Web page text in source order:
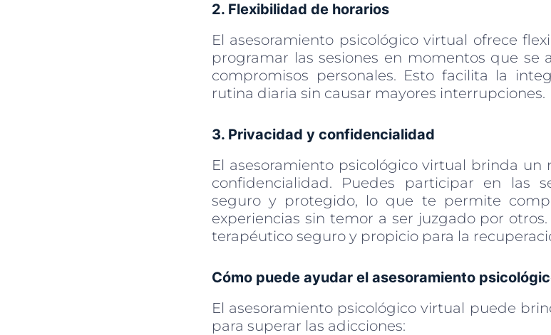
2. Flexibilidad de horarios
El asesoramiento psicológico virtual ofrece
programar las sesiones en momentos que se
compromisos personales. Esto facilita la
rutina diaria sin causar mayores interrupciones.
3. Privacidad y confidencialidad
El asesoramiento psicológico virtual brinda
confidencialidad. Puedes participar en las
seguro y protegido, lo que te permite
experiencias sin temor a ser juzgado por
terapéutico seguro y propicio para la
Cómo puede ayudar el asesoramiento
El asesoramiento psicológico virtual puede
para superar las adicciones: